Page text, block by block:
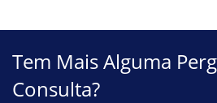
Tem Mais Alguma
Consulta?